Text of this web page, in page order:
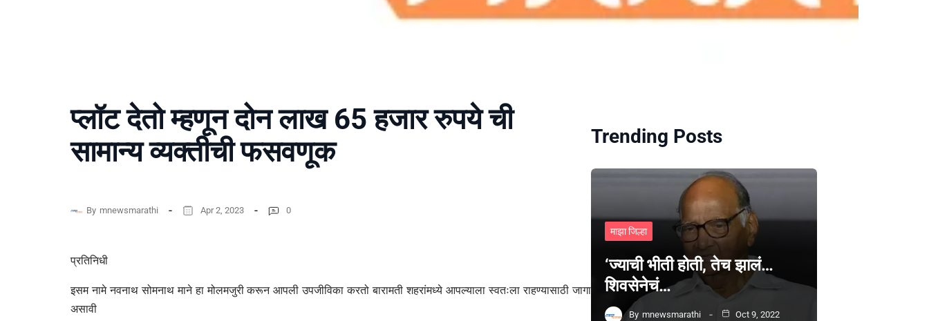
प्लॉट देतो म्हणून दोन लाख 65 हजार रुपये ची
सामान्य व्यक्तीची फसवणूक
By mnewsmarathi Apr 2, 2023 0
प्रतिनिधी
इसम नामे नवनाथ सोमनाथ माने हा मोलमजुरी करून आपली उपजीविका करतो बारामती शहरांमध्ये आपल्याला स्वतःला राहण्यासाठी जागा
असावी
Trending Posts
माझा जिल्हा
‘ज्याची भीती होती, तेच झालं…
शिवसेनेचं…
By mnewsmarathi Oct 9, 2022